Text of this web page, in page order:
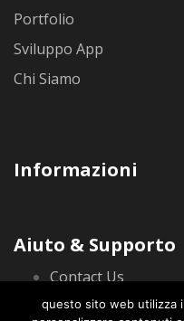
Portfolio
Sviluppo App
Chi Siamo
Informazioni
Aiuto & Supporto
Contact Us
Privacy Policy
questo sito web utilizza